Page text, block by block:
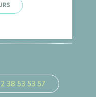
38 53 53 57